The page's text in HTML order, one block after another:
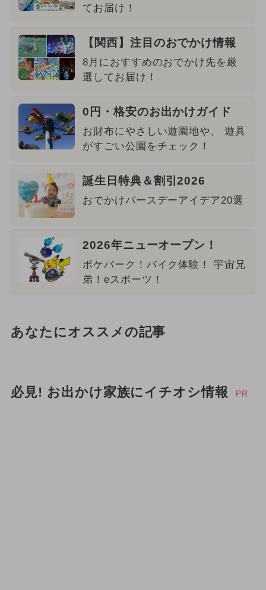
てお届け！
【関西】注目のおでかけ情報
8月におすすめのおでかけ先を厳
選してお届け！
0円・格安のお出かけガイド
お財布にやさしい遊園地や、 遊具
がすごい公園をチェック！
誕生日特典＆割引2026
おでかけバースデーアイデア20選
2026年ニューオープン！
ポケパーク！バイク体験！ 宇宙兄
弟！eスポーツ！
あなたにオススメの記事
必見! お出かけ家族にイチオシ情報 PR